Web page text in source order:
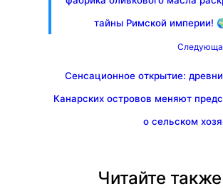
тайны Римской империи!
Сенсационное открытие:
Канарских островов меняют
о сельском
Читайте также